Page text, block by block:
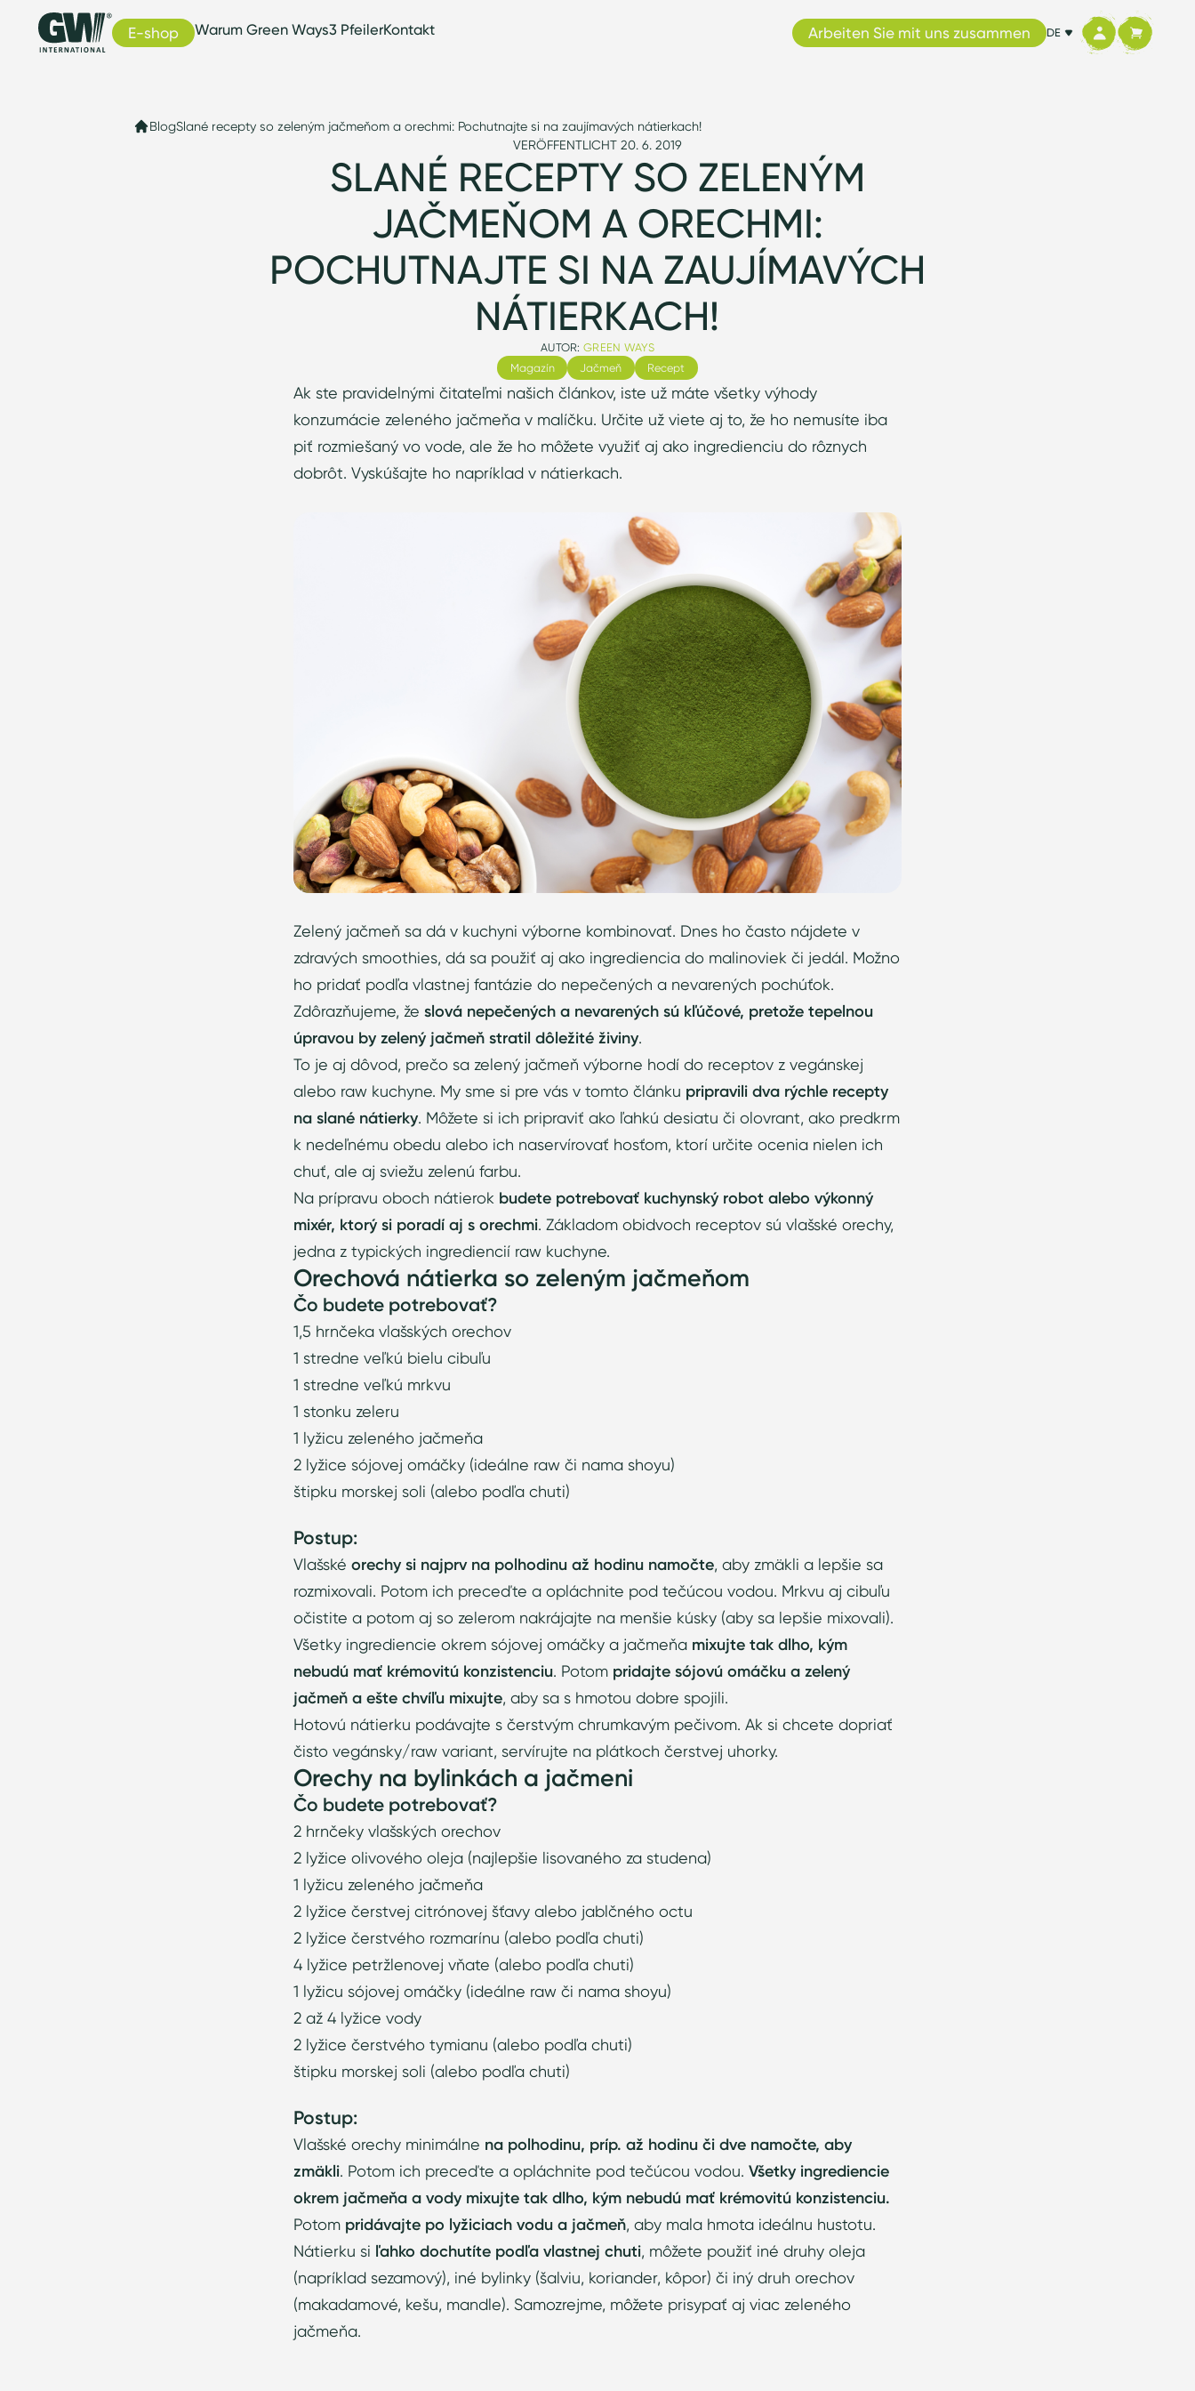
E-shop Warum Green Ways3 PfeilerKontakt Arbeiten Sie mit uns zusammen DE
BlogSlané recepty so zeleným jačmeňom a orechmi: Pochutnajte si na zaujímavých nátierkach!
VERÖFFENTLICHT 20. 6. 2019
SLANÉ RECEPTY SO ZELENÝM
JAČMEŇOM A ORECHMI:
POCHUTNAJTE SI NA ZAUJÍMAVÝCH
NÁTIERKACH!
AUTOR:GREEN WAYS
Magazín
Jačmeň Recept
Ak ste pravidelnými čitateľmi našich článkov, iste už máte všetky výhody
konzumácie zeleného jačmeňa v malíčku. Určite už viete aj to, že ho nemusíte iba
piť rozmiešaný vo vode, ale že ho môžete využiť aj ako ingredienciu do rôznych
dobrôt. Vyskúšajte ho napríklad v nátierkach.
Zelený jačmeň sa dá v kuchyni výborne kombinovať. Dnes ho často nájdete v
zdravých smoothies, dá sa použiť aj ako ingrediencia do malinoviek či jedál. Možno
ho pridať podľa vlastnej fantázie do nepečených a nevarených pochúťok.
Zdôrazňujeme, že slová nepečených a nevarených sú kľúčové, pretože tepelnou
úpravou by zelený jačmeň stratil dôležité živiny.
To je aj dôvod, prečo sa zelený jačmeň výborne hodí do receptov z vegánskej
alebo raw kuchyne. My sme si pre vás v tomto článku pripravili dva rýchle recepty
na slané nátierky. Môžete si ich pripraviť ako ľahkú desiatu či olovrant, ako predkrm
k nedeľnému obedu alebo ich naservírovať hosťom, ktorí určite ocenia nielen ich
chuť, ale aj sviežu zelenú farbu.
Na prípravu oboch nátierok budete potrebovať kuchynský robot alebo výkonný
mixér, ktorý si poradí aj s orechmi. Základom obidvoch receptov sú vlašské orechy,
jedna z typických ingrediencií raw kuchyne.
Orechová nátierka so zeleným jačmeňom
Čo budete potrebovať?
1,5 hrnčeka vlašských orechov
1 stredne veľkú bielu cibuľu
1 stredne veľkú mrkvu
1 stonku zeleru
1 lyžicu zeleného jačmeňa
2 lyžice sójovej omáčky (ideálne raw či nama shoyu)
štipku morskej soli (alebo podľa chuti)
Postup:
Vlašské orechy si najprv na polhodinu až hodinu namočte, aby zmäkli a lepšie sa
rozmixovali. Potom ich preceďte a opláchnite pod tečúcou vodou. Mrkvu aj cibuľu
očistite a potom aj so zelerom nakrájajte na menšie kúsky (aby sa lepšie mixovali).
Všetky ingrediencie okrem sójovej omáčky a jačmeňa mixujte tak dlho, kým
nebudú mať krémovitú konzistenciu. Potom pridajte sójovú omáčku a zelený
jačmeň a ešte chvíľu mixujte, aby sa s hmotou dobre spojili.
Hotovú nátierku podávajte s čerstvým chrumkavým pečivom. Ak si chcete dopriať
čisto vegánsky/raw variant, servírujte na plátkoch čerstvej uhorky.
Orechy na bylinkách a jačmeni
Čo budete potrebovať?
2 hrnčeky vlašských orechov
2 lyžice olivového oleja (najlepšie lisovaného za studena)
1 lyžicu zeleného jačmeňa
2 lyžice čerstvej citrónovej šťavy alebo jablčného octu
2 lyžice čerstvého rozmarínu (alebo podľa chuti)
4 lyžice petržlenovej vňate (alebo podľa chuti)
1 lyžicu sójovej omáčky (ideálne raw či nama shoyu)
2 až 4 lyžice vody
2 lyžice čerstvého tymianu (alebo podľa chuti)
štipku morskej soli (alebo podľa chuti)
Postup:
Vlašské orechy minimálne na polhodinu, príp. až hodinu či dve namočte, aby
zmäkli. Potom ich preceďte a opláchnite pod tečúcou vodou. Všetky ingrediencie
okrem jačmeňa a vody mixujte tak dlho, kým nebudú mať krémovitú konzistenciu.
Potom pridávajte po lyžiciach vodu a jačmeň, aby mala hmota ideálnu hustotu.
Nátierku si ľahko dochutíte podľa vlastnej chuti, môžete použiť iné druhy oleja
(napríklad sezamový), iné bylinky (šalviu, koriander, kôpor) či iný druh orechov
(makadamové, kešu, mandle). Samozrejme, môžete prisypať aj viac zeleného
jačmeňa.